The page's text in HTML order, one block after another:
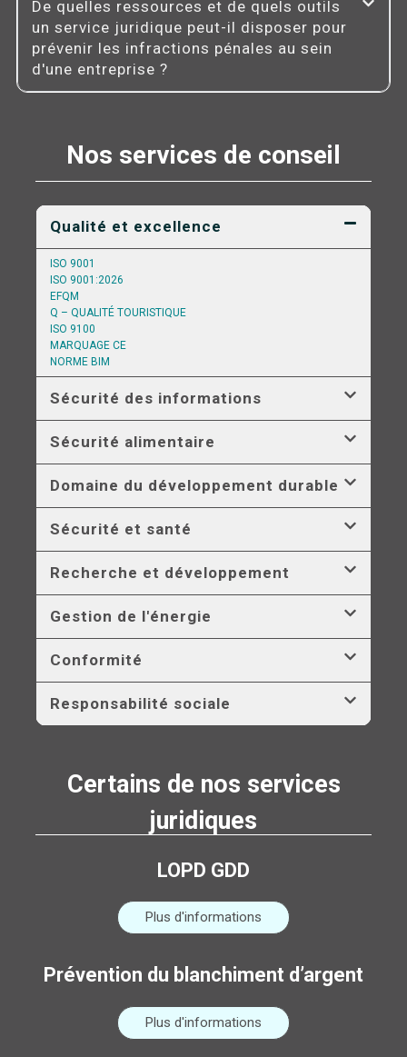
De quelles ressources et de quels outils
un service juridique peut-il disposer pour
prévenir les infractions pénales au sein
d'une entreprise ?
Nos services de conseil
Qualité et excellence
ISO 9001
ISO 9001:2026
EFQM
Q – QUALITÉ TOURISTIQUE
ISO 9100
MARQUAGE CE
NORME BIM
Sécurité des informations
Sécurité alimentaire
Domaine du développement durable
Sécurité et santé
Recherche et développement
Gestion de l'énergie
Conformité
Responsabilité sociale
Certains de nos services
juridiques
LOPD GDD
Plus d'informations
Prévention du blanchiment d’argent
Plus d'informations